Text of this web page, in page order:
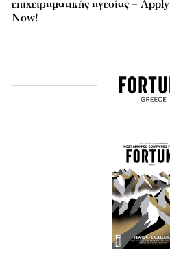
επιχειρηματικής ηγεσίας – Apply
Now!